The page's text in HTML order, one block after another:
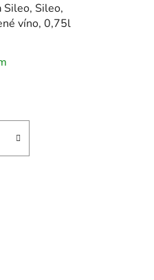
Sileo, Sileo,
víno, 0,75l